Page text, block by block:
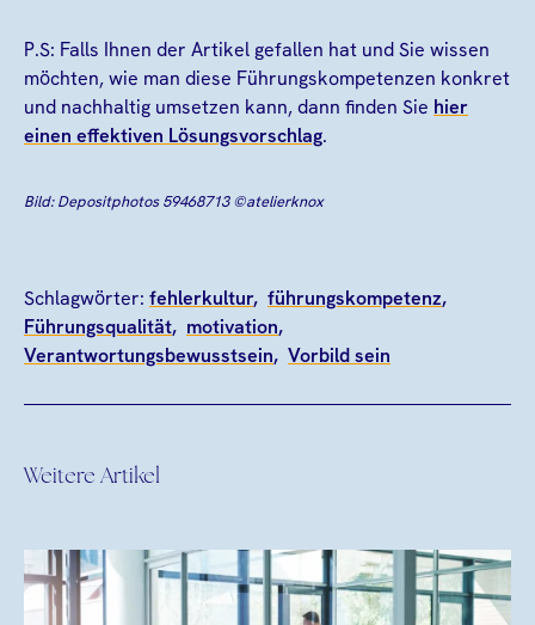
P.S: Falls Ihnen der Artikel gefallen hat und Sie wissen
möchten, wie man diese Führungskompetenzen konkret
und nachhaltig umsetzen kann, dann finden Sie hier
einen effektiven Lösungsvorschlag.
Bild: Depositphotos 59468713 ©atelierknox
Schlagwörter: fehlerkultur führungskompetenz
Führungsqualität
motivation
Verantwortungsbewusstsein
Vorbild sein
Weitere Artikel